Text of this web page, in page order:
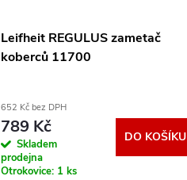
Leifheit REGULUS zametač
koberců 11700
652 Kč bez DPH
789 Kč
Skladem
prodejna
Otrokovice: 1 ks
DO KOŠÍKU